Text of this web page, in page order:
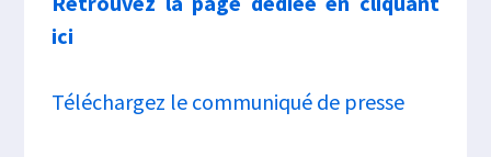
ici
Téléchargez le communiqué de presse